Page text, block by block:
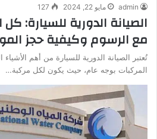
admin مايو 22, 2024 127
الصيانة الدورية للسيارة:
مع الرسوم وكيفية حجز
تُعتبر الصيانة الدورية للسيارة من أهم الأشياء
المركبات بوجه عام، حيث يكون لكل مركبة…